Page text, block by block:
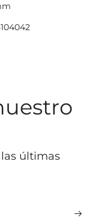
últimas